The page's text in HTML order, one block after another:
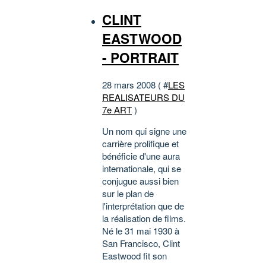
CLINT
EASTWOOD
- PORTRAIT
28 mars 2008 ( #LES
REALISATEURS DU
7e ART)
Un nom qui signe une
carrière prolifique et
bénéficie d'une aura
internationale, qui se
conjugue aussi bien
sur le plan de
l'interprétation que de
la réalisation de films.
Né le 31 mai 1930 à
San Francisco, Clint
Eastwood fit son